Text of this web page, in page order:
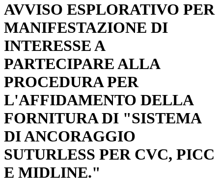
AVVISO ESPLORATIVO PER
MANIFESTAZIONE DI
INTERESSE A
PARTECIPARE ALLA
PROCEDURA PER
L'AFFIDAMENTO DELLA
FORNITURA DI "SISTEMA
DI ANCORAGGIO
SUTURLESS PER CVC, PICC
E MIDLINE."